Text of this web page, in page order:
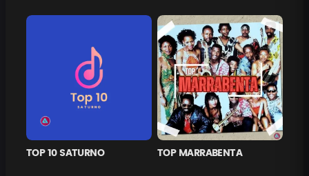
TOP 10 SATURNO TOP MARRABENTA